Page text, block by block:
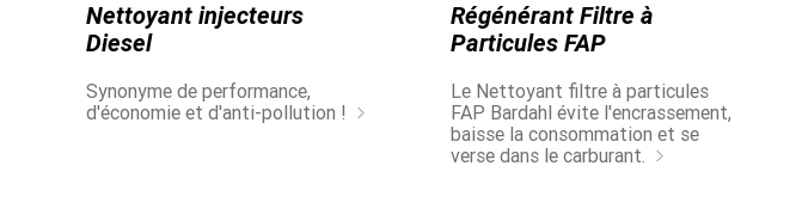
Nettoyant injecteurs
Diesel
Synonyme de performance,
d'économie et d'anti-pollution !
Régénérant Filtre à
Particules FAP
Le Nettoyant filtre à particules
FAP Bardahl évite l'encrassement,
baisse la consommation et se
verse dans le carburant.